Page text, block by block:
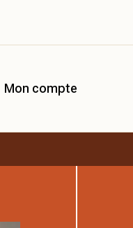
Mon compte